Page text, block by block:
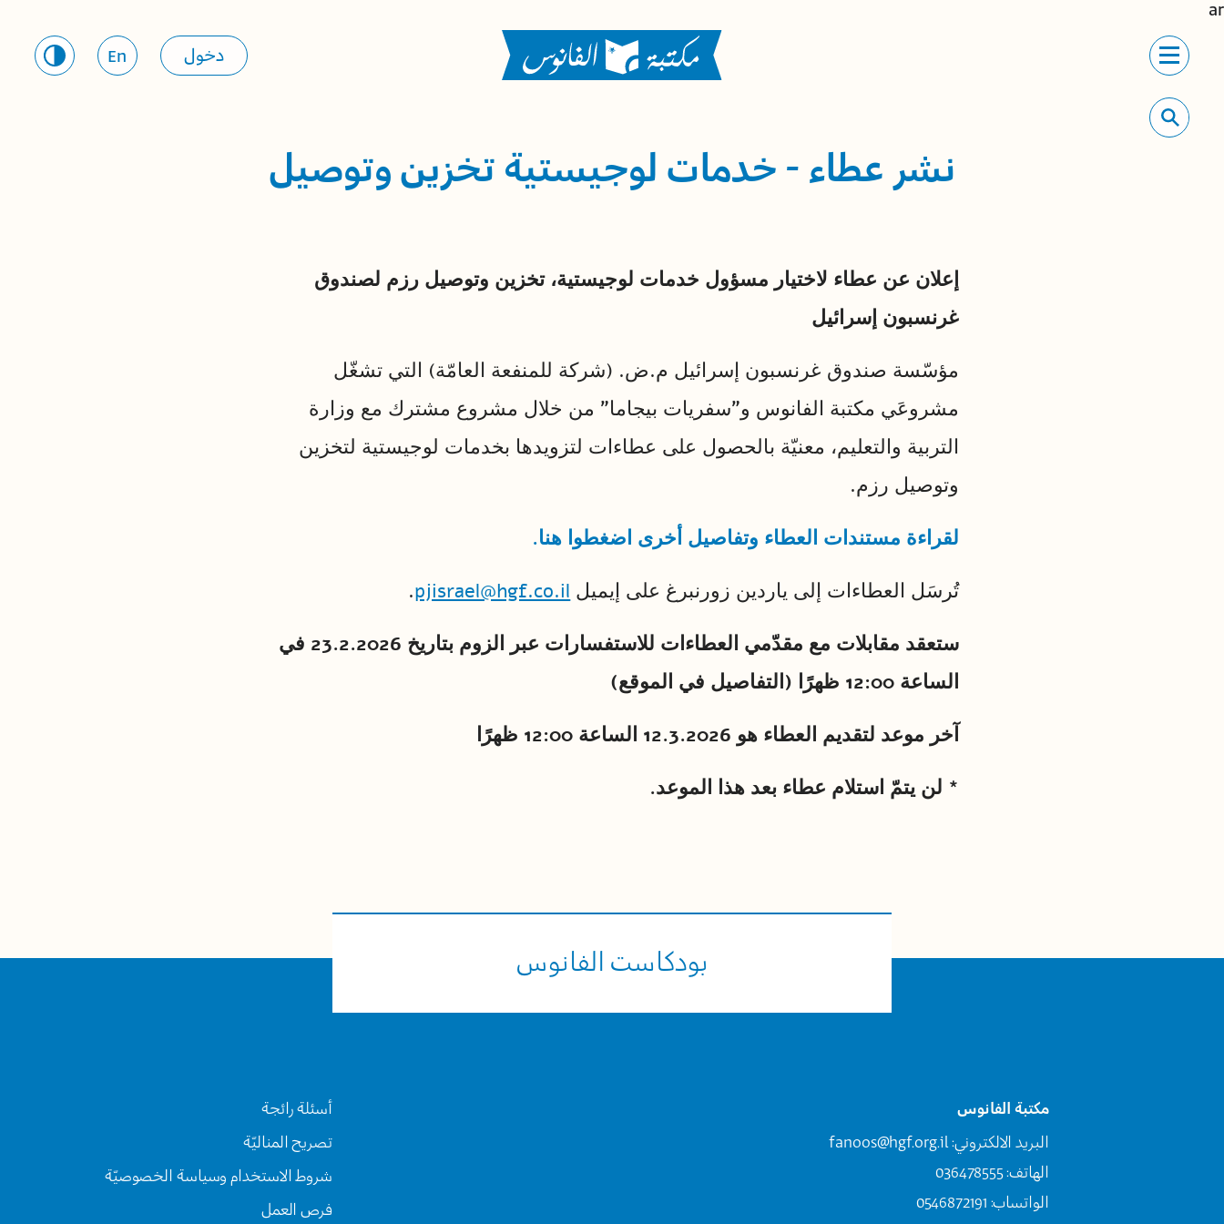
ar
دخول
En
نشر عطاء - خدمات لوجيستية تخزين وتوصيل
إعلان عن عطاء لاختيار مسؤول خدمات لوجيستية، تخزين وتوصيل رزم لصندوق
غرنسبون إسرائيل
مؤسّسة صندوق غرنسبون إسرائيل م.ض. (شركة للمنفعة العامّة) التي تشغّل
مشروعَي مكتبة الفانوس و”سفريات بيجاما” من خلال مشروع مشترك مع وزارة
التربية والتعليم، معنيّة بالحصول على عطاءات لتزويدها بخدمات لوجيستية لتخزين
وتوصيل رزم.
لقراءة مستندات العطاء وتفاصيل أخرى اضغطوا هنا.
تُرسَل العطاءات إلى ياردين زورنبرغ على إيميل pjisrael@hgf.co.il
.
ستعقد مقابلات مع مقدّمي العطاءات للاستفسارات عبر الزوم بتاريخ 23.2.2026 في
الساعة 12:00 ظهرًا (التفاصيل في الموقع)
آخر موعد لتقديم العطاء هو 12.3.2026 الساعة 12:00 ظهرًا
* لن يتمّ استلام عطاء بعد هذا الموعد.
بودكاست الفانوس
مكتبة الفانوس
البريد الالكتروني:fanoos@hgf.org.il
الهاتف: 036478555
الواتساب: 0546872191
أسئلة رائجة
تصريح المناليّة
شروط الاستخدام وسياسة الخصوصيّة
فرص العمل